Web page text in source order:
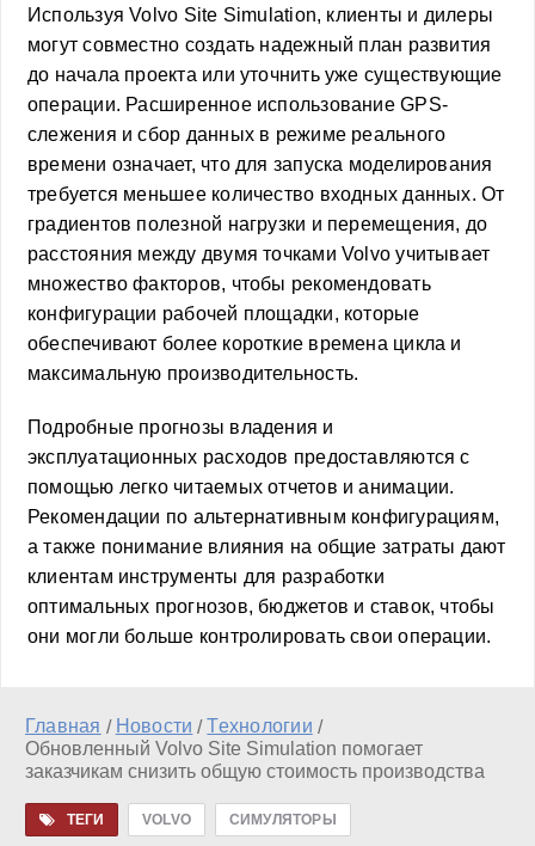
Используя Volvo Site Simulation, клиенты и дилеры
могут совместно создать надежный план развития
до начала проекта или уточнить уже существующие
операции. Расширенное использование GPS-
слежения и сбор данных в режиме реального
времени означает, что для запуска моделирования
требуется меньшее количество входных данных. От
градиентов полезной нагрузки и перемещения, до
расстояния между двумя точками Volvo учитывает
множество факторов, чтобы рекомендовать
конфигурации рабочей площадки, которые
обеспечивают более короткие времена цикла и
максимальную производительность.
Подробные прогнозы владения и
эксплуатационных расходов предоставляются с
помощью легко читаемых отчетов и анимации.
Рекомендации по альтернативным конфигурациям,
а также понимание влияния на общие затраты дают
клиентам инструменты для разработки
оптимальных прогнозов, бюджетов и ставок, чтобы
они могли больше контролировать свои операции.
Главная / Новости /Технологии /
Обновленный Volvo Site Simulation помогает
заказчикам снизить общую стоимость производства
ТЕГИ VOLVO СИМУЛЯТОРЫ